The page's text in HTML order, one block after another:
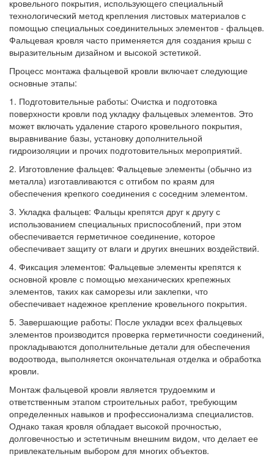
кровельного покрытия, использующего специальный
технологический метод крепления листовых материалов с
помощью специальных соединительных элементов - фальцев.
Фальцевая кровля часто применяется для создания крыш с
выразительным дизайном и высокой эстетикой.
Процесс монтажа фальцевой кровли включает следующие
основные этапы:
1. Подготовительные работы: Очистка и подготовка
поверхности кровли под укладку фальцевых элементов. Это
может включать удаление старого кровельного покрытия,
выравнивание базы, установку дополнительной
гидроизоляции и прочих подготовительных мероприятий.
2. Изготовление фальцев: Фальцевые элементы (обычно из
металла) изготавливаются с отгибом по краям для
обеспечения крепкого соединения с соседним элементом.
3. Укладка фальцев: Фальцы крепятся друг к другу с
использованием специальных приспособлений, при этом
обеспечивается герметичное соединение, которое
обеспечивает защиту от влаги и других внешних воздействий.
4. Фиксация элементов: Фальцевые элементы крепятся к
основной кровле с помощью механических крепежных
элементов, таких как саморезы или заклепки, что
обеспечивает надежное крепление кровельного покрытия.
5. Завершающие работы: После укладки всех фальцевых
элементов производится проверка герметичности соединений,
прокладываются дополнительные детали для обеспечения
водоотвода, выполняется окончательная отделка и обработка
кровли.
Монтаж фальцевой кровли является трудоемким и
ответственным этапом строительных работ, требующим
определенных навыков и профессионализма специалистов.
Однако такая кровля обладает высокой прочностью,
долговечностью и эстетичным внешним видом, что делает ее
привлекательным выбором для многих объектов.